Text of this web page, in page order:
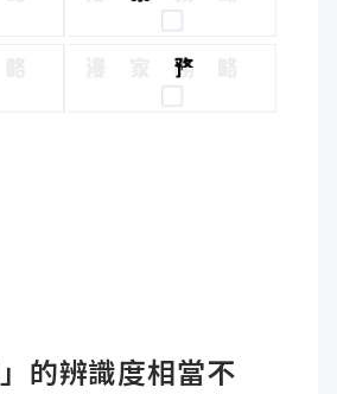
」的辨識度相當不